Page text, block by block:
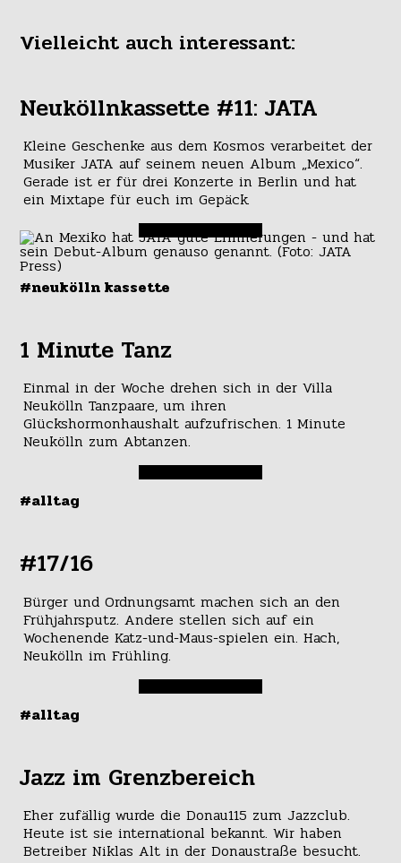
Vielleicht auch interessant:
Neuköllnkassette #11: JATA
Kleine Geschenke aus dem Kosmos verarbeitet der
Musiker JATA auf seinem neuen Album „Mexico“.
Gerade ist er für drei Konzerte in Berlin und hat
ein Mixtape für euch im Gepäck.
#neukölln kassette
1 Minute Tanz
Einmal in der Woche drehen sich in der Villa
Neukölln Tanzpaare, um ihren
Glückshormonhaushalt aufzufrischen. 1 Minute
Neukölln zum Abtanzen.
#alltag
#17/16
Bürger und Ordnungsamt machen sich an den
Frühjahrsputz. Andere stellen sich auf ein
Wochenende Katz-und-Maus-spielen ein. Hach,
Neukölln im Frühling.
#alltag
Jazz im Grenzbereich
Eher zufällig wurde die Donau115 zum Jazzclub.
Heute ist sie international bekannt. Wir haben
Betreiber Niklas Alt in der Donaustraße besucht.